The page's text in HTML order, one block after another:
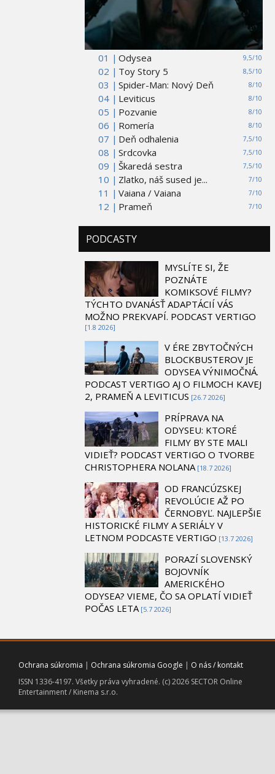
01 | 9,5/10
Odysea
02 |
8,5/10
Toy Story 5
03 |
8/10
Spider-Man: Nový Deň
04 |
8/10
Leviticus
05 |
8/10
Pozvanie
06 |
8/10
Romería
07 |
7,5/10
Deň odhalenia
08 |
7,5/10
Srdcovka
09 |
7,5/10
Škaredá sestra
10 |
7/10
Zlatko, náš sused je...
11 |
7/10
Vaiana / Vaiana
12 |
7/10
Prameň
PODCASTY
MYSLÍTE SI, ŽE
POZNÁTE
KOMIKSOVÉ FILMY?
TÝCHTO DVANÁSŤ ADAPTÁCIÍ VÁS
MOŽNO PREKVAPÍ. PODCAST VERTIGO
[1.8 2026]
V ÉRE ZBYTOČNÝCH
BLOCKBUSTEROV JE
ODYSEA VÝNIMOČNÁ.
PODCAST VERTIGO AJ O FILMOCH KAVEJ
2, PRAMEŇ A LEVITICUS [26.7 2026]
PRÍPRAVA NA
ODYSEU: KTORÉ
FILMY BY STE MALI
VIDIEŤ? PODCAST VERTIGO O TVORBE
CHRISTOPHERA NOLANA [18.7 2026]
OD FRANCÚZSKEJ
REVOLÚCIE AŽ PO
ČERNOBYĽ. NAJLEPŠIE
HISTORICKÉ FILMY A SERIÁLY V
LETNOM PODCASTE VERTIGO [13.7 2026]
PORAZÍ SLOVENSKÝ
BOJOVNÍK
AMERICKÉHO
ODYSEA? VIEME, ČO SA OPLATÍ VIDIEŤ
POČAS LETA [5.7 2026]
Ochrana súkromia | Ochrana súkromia Google | O nás / kontakt
ISSN 1336-4197. Všetky práva vyhradené. (c) 2026 SECTOR Online
Entertainment / Kinema s.r.o.